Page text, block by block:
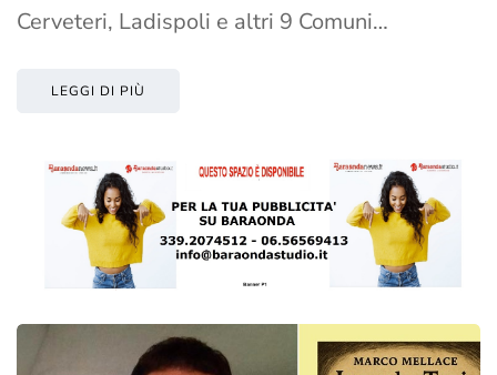
Cerveteri, Ladispoli e altri 9 Comuni…
LEGGI DI PIÙ